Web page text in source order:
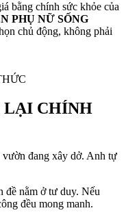
bằng chính sức khỏe của
PHỤ NỮ SỐNG
chủ động, không phải
LẠI CHÍNH
đang xây dở. Anh tự
đề nằm ở tư duy. Nếu
đều mong manh.